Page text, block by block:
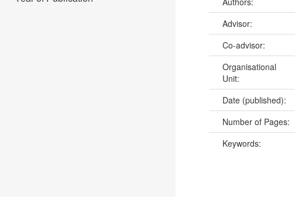
Advisor:
Co-advisor:
Organisational
Unit:
Date (published):
Number of Pages:
Keywords: